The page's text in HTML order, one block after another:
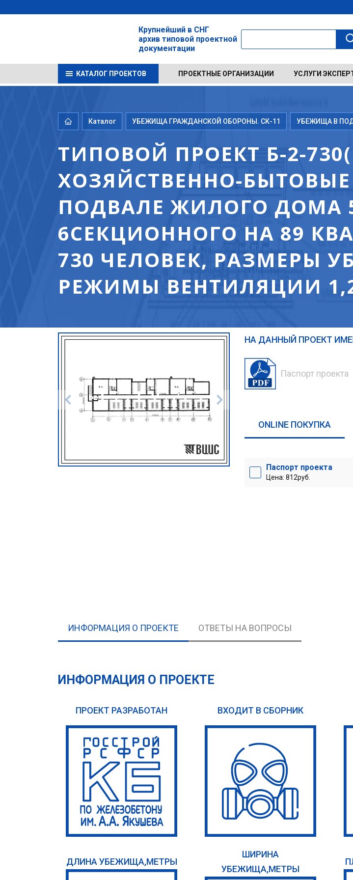
Крупнейший в СНГ
архив типовой проектной
документации
КАТАЛОГ ПРОЕКТОВ ПРОЕКТНЫЕ ОРГАНИЗАЦИИ УСЛУГИ
Каталог УБЕЖИЩА ГРАЖДАНСКОЙ ОБОРОНЫ. СК-11 УБЕЖИЩА В
ТИПОВОЙ ПРОЕКТ Б-2-
ХОЗЯЙСТВЕННО-
ПОДВАЛЕ ЖИЛОГО ДОМА
6СЕКЦИОННОГО НА 89
730 ЧЕЛОВЕК, РАЗМЕРЫ
РЕЖИМЫ ВЕНТИЛЯЦИИ
НА ДАННЫЙ ПРОЕКТ
Паспорт проекта
ONLINE ПОКУПКА
Паспорт проекта
Цена: 812руб.
ИНФОРМАЦИЯ О ПРОЕКТЕ ОТВЕТЫ НА ВОПРОСЫ
ИНФОРМАЦИЯ О ПРОЕКТЕ
ПРОЕКТ РАЗРАБОТАН ВХОДИТ В СБОРНИК
ДЛИНА УБЕЖИЩА,МЕТРЫ
ШИРИНА
УБЕЖИЩА,МЕТРЫ